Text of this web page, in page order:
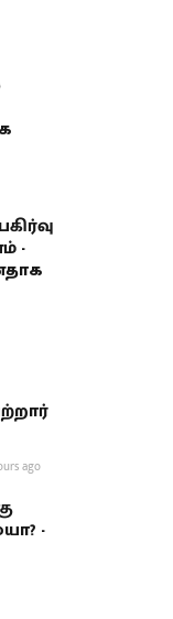
-
ago
-